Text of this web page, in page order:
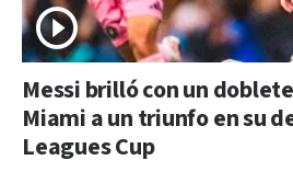
Messi brilló con un
Miami a un triunfo en su
Leagues Cup